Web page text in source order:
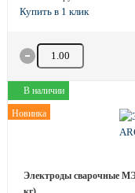
Количество товара
В наличии
Новинка
Электроды сварочные